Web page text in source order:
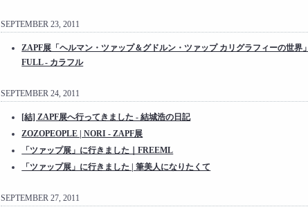
SEPTEMBER 23, 2011
ZAPF展「ヘルマン・ツァップ＆グドルン・ツァップ カリグラフィーの世界
FULL - カラフル
SEPTEMBER 24, 2011
[結] ZAPF展へ行ってきました - 結城浩の日記
ZOZOPEOPLE | NORI - ZAPF展
「ツァップ展」に行きました｜FREEML
「ツァップ展」に行きました | 筆美人になりたくて
SEPTEMBER 27, 2011